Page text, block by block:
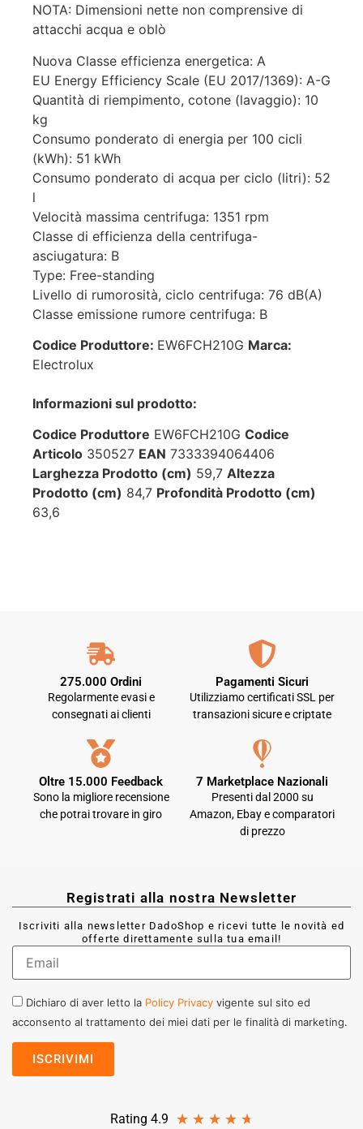
NOTA: Dimensioni nette non comprensive di
attacchi acqua e oblò
Nuova Classe efficienza energetica: A
EU Energy Efficiency Scale (EU 2017/1369): A-G
Quantità di riempimento, cotone (lavaggio): 10
kg
Consumo ponderato di energia per 100 cicli
(kWh): 51 kWh
Consumo ponderato di acqua per ciclo (litri): 52
l
Velocità massima centrifuga: 1351 rpm
Classe di efficienza della centrifuga-
asciugatura: B
Type: Free-standing
Livello di rumorosità, ciclo centrifuga: 76 dB(A)
Classe emissione rumore centrifuga: B
Codice Produttore: EW6FCH210G Marca:
Electrolux
Informazioni sul prodotto:
Codice Produttore EW6FCH210G Codice
Articolo 350527 EAN 7333394064406
Larghezza Prodotto (cm) 59,7 Altezza
Prodotto (cm) 84,7 Profondità Prodotto (cm)
63,6
275.000 Ordini
Regolarmente evasi e
consegnati ai clienti
Pagamenti Sicuri
Utilizziamo certificati SSL per
transazioni sicure e criptate
Oltre 15.000 Feedback
Sono la migliore recensione
che potrai trovare in giro
7 Marketplace Nazionali
Presenti dal 2000 su
Amazon, Ebay e comparatori
di prezzo
Registrati alla nostra Newsletter
Iscriviti alla newsletter DadoShop e ricevi tutte le novità ed
offerte direttamente sulla tua email!
Dichiaro di aver letto la Policy Privacy vigente sul sito ed
acconsento al trattamento dei miei dati per le finalità di marketing.
Rating 4.9 ★ ★ ★ ★ ★